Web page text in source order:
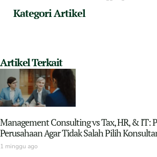
Kategori Artikel
Artikel Terkait
Management Consulting vs Tax, HR, & IT:
Perusahaan Agar Tidak Salah Pilih
1 minggu ago